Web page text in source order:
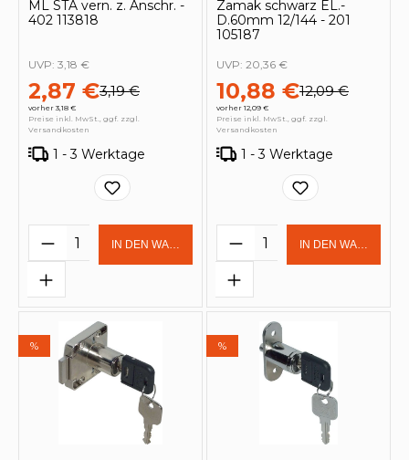
ML STA vern. z. Anschr. -
402 113818
2,87 €3,19 €
vorher 3,18 €
UVP: 3,18 €
Preise inkl. MwSt., ggf. zzgl.
Versandkosten
1 - 3 Werktage
Produkt Anzahl: Gib den
IN DEN WARENKORB
Zamak schwarz EL.-
D.60mm 12/144 - 201
105187
10,88 €12,09 €
vorher 12,09 €
UVP: 20,36 €
Preise inkl. MwSt., ggf. zzgl.
Versandkosten
1 - 3 Werktage
Produkt Anzahl:
IN DEN
% %